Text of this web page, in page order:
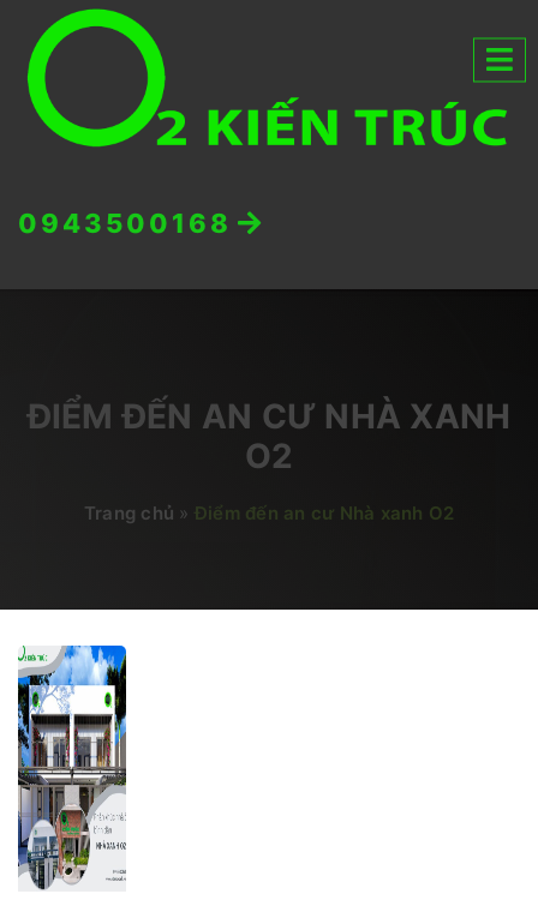
0943500168
ĐIỂM ĐẾN AN CƯ NHÀ XANH
O2
Trang chủ » Điểm đến an cư Nhà xanh O2